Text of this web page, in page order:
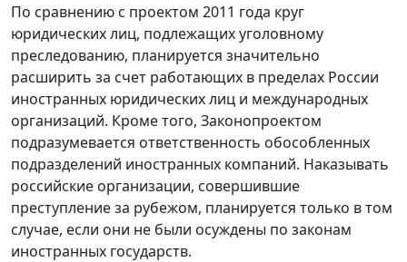
По сравнению с проектом 2011 года круг
юридических лиц, подлежащих уголовному
преследованию, планируется значительно
расширить за счет работающих в пределах России
иностранных юридических лиц и международных
организаций. Кроме того, Законопроектом
подразумевается ответственность обособленных
подразделений иностранных компаний. Наказывать
российские организации, совершившие
преступление за рубежом, планируется только в том
случае, если они не были осуждены по законам
иностранных государств.